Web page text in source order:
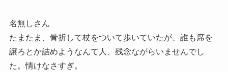
名無しさん
たまたま、骨折して杖をついて歩いていたが、誰も席を
譲ろとか詰めようなんて人、残念ながらいませんでし
た。情けなさすぎ。